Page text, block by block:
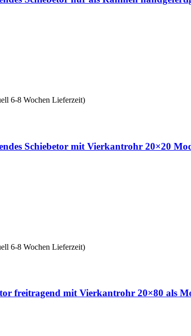
6-8 Wochen Lieferzeit)
Schiebetor mit Vierkantrohr 20×20
6-8 Wochen Lieferzeit)
freitragend mit Vierkantrohr 20×80 als